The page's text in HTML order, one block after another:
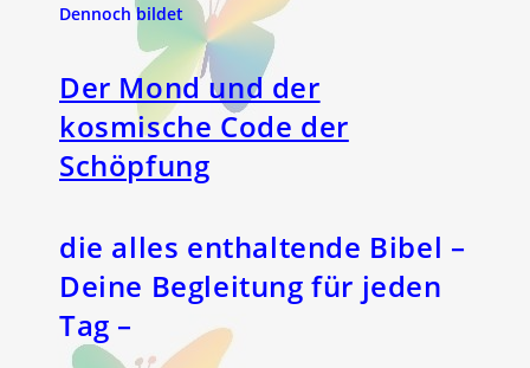
Dennoch bildet
Der Mond und der
kosmische Code der
Schöpfung
die alles enthaltende Bibel –
Deine Begleitung für jeden
Tag –